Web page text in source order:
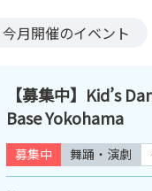
今月開催のイベント
【募集中】Kid’s
Base Yokohama
募集中 舞踊・演劇